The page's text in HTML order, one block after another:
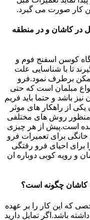
کار صورت می گیرد.
در کاشان و در منطقه
کوسن اسفنج فوم و
تا با شناسایی علت
برطرف نمود.فرو
مبلمان است که حتی
باشد و حتما باید فریم
از راهکار های موثر
منظور روش های مختلفی
است.پیش از هر چیزی
برای تعمیرات فرو
برای احیای فرو رفتگی
و رویه کوبی دوباره ان
کاشان چگونه است؟
که این کار را بر عهده
باشد.اگر تمایل دارید